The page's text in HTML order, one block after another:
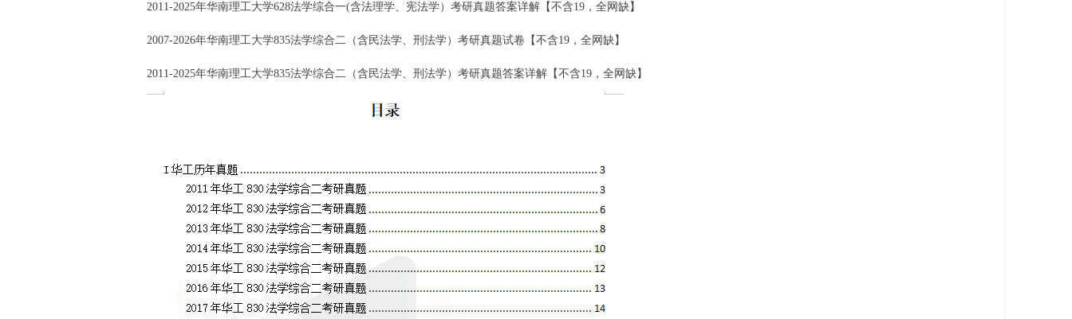
2011-2025年华南理工大学628法学综合一(含法理学、宪法学）考研真题答案详解【不含19，全网缺】
2007-2026年华南理工大学835法学综合二（含民法学、刑法学）考研真题试卷【不含19，全网缺】
2011-2025年华南理工大学835法学综合二（含民法学、刑法学）考研真题答案详解【不含19，全网缺】